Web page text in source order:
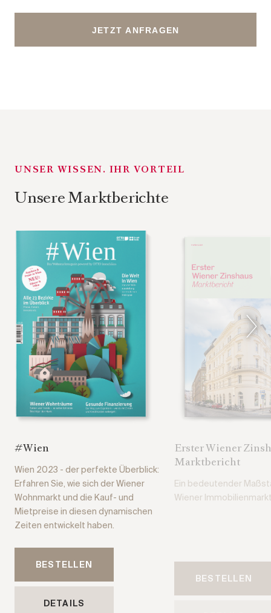
UNSER WISSEN. IHR VORTEIL
Unsere Marktberichte
#Wien
Wien 2023 - der perfekte Überblick:
Erfahren Sie, wie sich der Wiener
Wohnmarkt und die Kauf- und
Mietpreise in diesen dynamischen
Zeiten entwickelt haben.
BESTELLEN
DETAILS
Erster Wiener
Marktbericht
Ein bedeutender
Wiener
BESTELLEN